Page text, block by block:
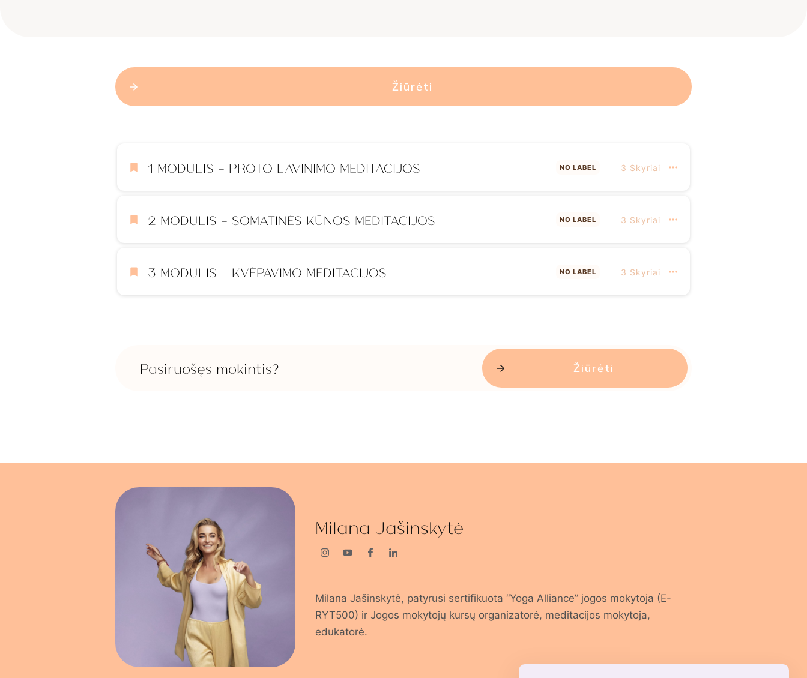
Žiūrėti
1 MODULIS - PROTO LAVINIMO MEDITACIJOS NO LABEL 3 Skyriai
2 MODULIS - SOMATINĖS KŪNOS MEDITACIJOS NO LABEL 3 Skyriai
3 MODULIS - KVĖPAVIMO MEDITACIJOS NO LABEL 3 Skyriai
Pasiruošęs mokintis? Žiūrėti
Milana Jašinskytė
Milana Jašinskytė, patyrusi sertifikuota “Yoga Alliance” jogos mokytoja (E-
RYT500) ir Jogos mokytojų kursų organizatorė, meditacijos mokytoja,
edukatorė.